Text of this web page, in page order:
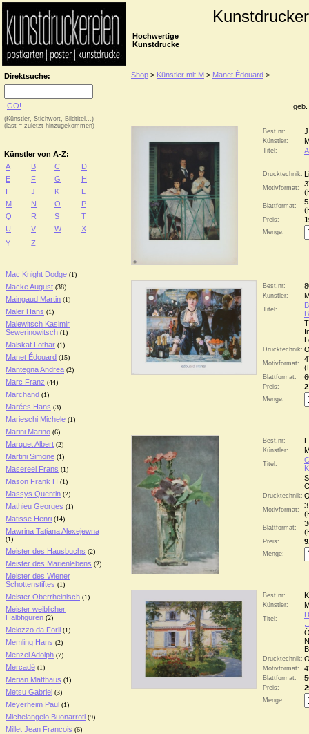
Hochwertige
Kunstdrucke
Direktsuche:
GO!
(Künstler, Stichwort, Bildtitel...)
(last = zuletzt hinzugekommen)
Künstler von A-Z:
A
B C
D
E
F G
H
I
J K
L
M
N O
P
Q
R S
T
U
V W
X
Y
Z
Mac Knight Dodge (1)
Macke August (38)
Maingaud Martin (1)
Maler Hans (1)
Malewitsch Kasimir
Sewerinowitsch (1)
Malskat Lothar (1)
Manet Édouard (15)
Mantegna Andrea (2)
Marc Franz (44)
Marchand (1)
Marées Hans (3)
Marieschi Michele (1)
Marini Marino (6)
Marquet Albert (2)
Martini Simone (1)
Masereel Frans (1)
Mason Frank H (1)
Massys Quentin (2)
Mathieu Georges (1)
Matisse Henri (14)
Mawrina Tatjana Alexejewna
(1)
Meister des Hausbuchs (2)
Meister des Marienlebens (2)
Meister des Wiener
Schottenstiftes (1)
Meister Oberrheinisch (1)
Meister weiblicher
Halbfiguren (2)
Melozzo da Forli (1)
Memling Hans (2)
Menzel Adolph (7)
Mercadé (1)
Merian Matthäus (1)
Metsu Gabriel (3)
Meyerheim Paul (1)
Michelangelo Buonarroti (9)
Millet Jean Francois (6)
Shop > Künstler mit M > Manet Édouard >
geb.
Best.nr:
Künstler:
Titel:
Drucktechnik:
Motivformat:
Blattformat:
Preis:
Menge:
Best.nr:
Künstler:
Titel:
Drucktechnik:
Motivformat:
Blattformat:
Preis:
Menge:
Best.nr:
Künstler:
Titel:
Drucktechnik:
Motivformat:
Blattformat:
Preis:
Menge:
Best.nr:
Künstler:
Titel:
Drucktechnik:
Motivformat:
Blattformat:
Preis:
Menge: